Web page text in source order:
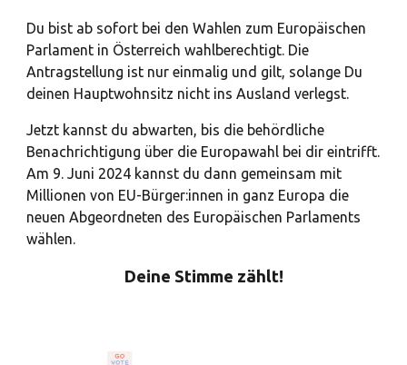
Du bist ab sofort bei den Wahlen zum Europäischen
Parlament in Österreich wahlberechtigt. Die
Antragstellung ist nur einmalig und gilt, solange Du
deinen Hauptwohnsitz nicht ins Ausland verlegst.
Jetzt kannst du abwarten, bis die behördliche
Benachrichtigung über die Europawahl bei dir eintrifft.
Am 9. Juni 2024 kannst du dann gemeinsam mit
Millionen von EU-Bürger:innen in ganz Europa die
neuen Abgeordneten des Europäischen Parlaments
wählen.
Deine Stimme zählt!